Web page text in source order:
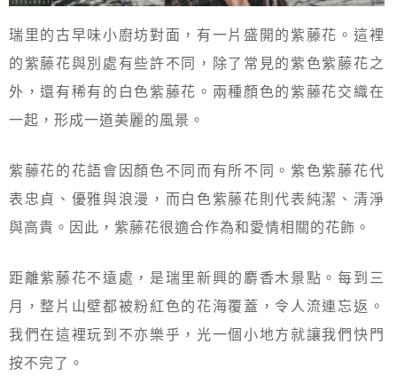
瑞里的古早味小廚坊對面，有一片盛開的紫藤花。這裡
的紫藤花與別處有些許不同，除了常見的紫色紫藤花之
外，還有稀有的白色紫藤花。兩種顏色的紫藤花交織在
一起，形成一道美麗的風景。
紫藤花的花語會因顏色不同而有所不同。紫色紫藤花代
表忠貞、優雅與浪漫，而白色紫藤花則代表純潔、清淨
與高貴。因此，紫藤花很適合作為和愛情相關的花飾。
距離紫藤花不遠處，是瑞里新興的麝香木景點。每到三
月，整片山壁都被粉紅色的花海覆蓋，令人流連忘返。
我們在這裡玩到不亦樂乎，光一個小地方就讓我們快門
按不完了。